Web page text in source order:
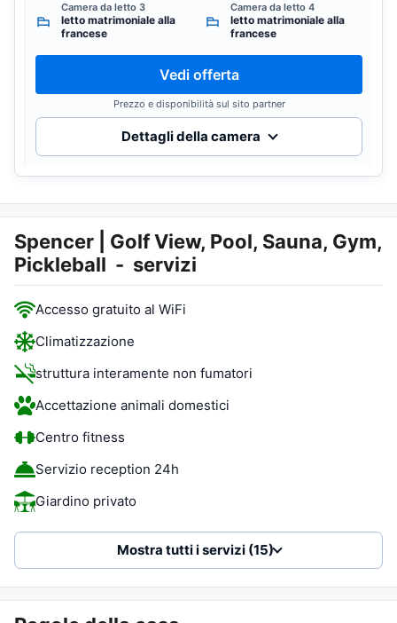
Camera da letto 3
letto matrimoniale alla
francese
Camera da letto 4
letto matrimoniale alla
francese
Vedi offerta
Prezzo e disponibilità sul sito partner
Dettagli della camera
Spencer | Golf View, Pool, Sauna, Gym,
Pickleball - servizi
Accesso gratuito al WiFi
Climatizzazione
struttura interamente non fumatori
Accettazione animali domestici
Centro fitness
Servizio reception 24h
Giardino privato
Mostra tutti i servizi (15)